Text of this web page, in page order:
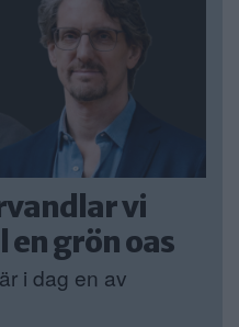
vi
grön oas
i dag en av